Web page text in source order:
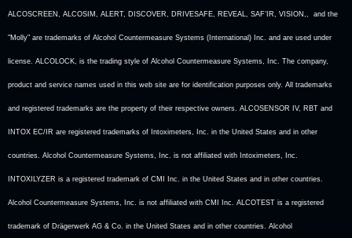
ALCOSCREEN, ALCOSIM, ALERT, DISCOVER, DRIVESAFE, REVEAL, SAF’IR, VISION,, and the
"Molly" are trademarks of Alcohol Countermeasure Systems (International) Inc. and are used under
license. ALCOLOCK, is the trading style of Alcohol Countermeasure Systems, Inc. The company,
product and service names used in this web site are for identification purposes only. All trademarks
and registered trademarks are the property of their respective owners. ALCOSENSOR IV, RBT and
INTOX EC/IR are registered trademarks of Intoximeters, Inc. in the United States and in other
countries. Alcohol Countermeasure Systems, Inc. is not affiliated with Intoximeters, Inc.
INTOXILYZER is a registered trademark of CMI Inc. in the United States and in other countries.
Alcohol Countermeasure Systems, Inc. is not affiliated with CMI Inc. ALCOTEST is a registered
trademark of Drägerwerk AG & Co. in the United States and in other countries. Alcohol